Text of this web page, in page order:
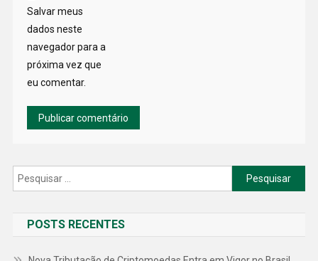
Salvar meus
dados neste
navegador para a
próxima vez que
eu comentar.
Pesquisar
por:
POSTS RECENTES